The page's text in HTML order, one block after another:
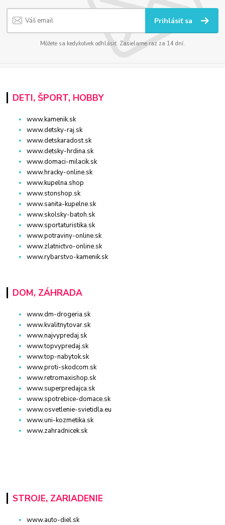
Prihlásiť sa
Môžete sa kedykoľvek odhlásiť. Zasielame raz za 14 dní.
DETI, ŠPORT, HOBBY
www.kamenik.sk
www.detsky-raj.sk
www.detskaradost.sk
www.detsky-hrdina.sk
www.domaci-milacik.sk
www.hracky-online.sk
www.kupelna.shop
www.stonshop.sk
www.sanita-kupelne.sk
www.skolsky-batoh.sk
www.sportaturistika.sk
www.potraviny-online.sk
www.zlatnictvo-online.sk
www.rybarstvo-kamenik.sk
DOM, ZÁHRADA
www.dm-drogeria.sk
www.kvalitnytovar.sk
www.najvypredaj.sk
www.topvypredaj.sk
www.top-nabytok.sk
www.proti-skodcom.sk
www.retromaxishop.sk
www.superpredajca.sk
www.spotrebice-domace.sk
www.osvetlenie-svietidla.eu
www.uni-kozmetika.sk
www.zahradnicek.sk
STROJE, ZARIADENIE
www.auto-diel.sk